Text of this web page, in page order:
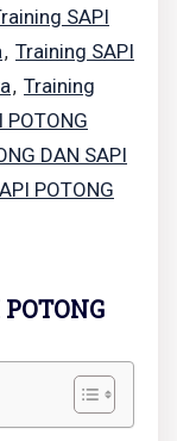
SAPI
, Training SAPI
, Training
DAN SAPI
POTONG